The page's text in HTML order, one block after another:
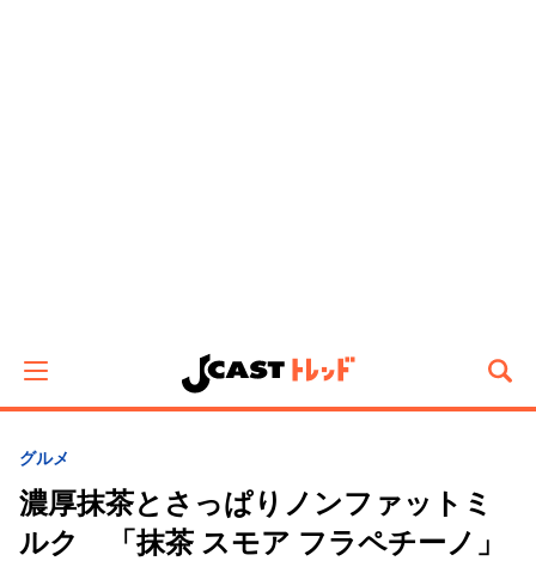
グルメ
濃厚抹茶とさっぱりノンファットミ
ルク 「抹茶 スモア フラペチーノ」